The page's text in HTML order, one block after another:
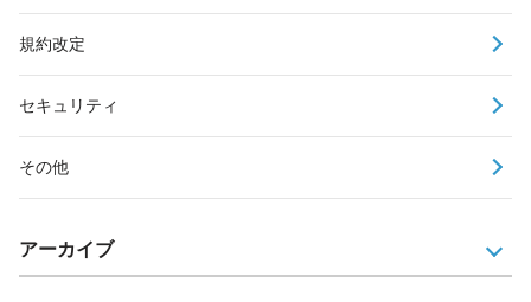
規約改定
セキュリティ
その他
アーカイブ